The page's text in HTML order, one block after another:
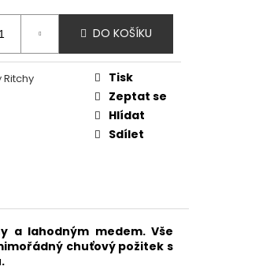
DO KOŠÍKU
Ritchy
Tisk
Zeptat se
Hlídat
Sdílet
a lahodným medem. Vše
chuťový požitek s